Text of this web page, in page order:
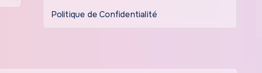
Politique de Confidentialité